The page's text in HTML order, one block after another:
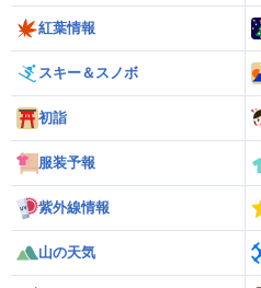
紅葉情報
スキー＆スノボ
初詣
服装予報
紫外線情報
山の天気